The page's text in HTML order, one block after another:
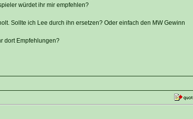
würdet ihr mir empfehlen?
Sollte ich Lee durch ihn ersetzen? Oder einfach den MW Gewinn
dort Empfehlungen?